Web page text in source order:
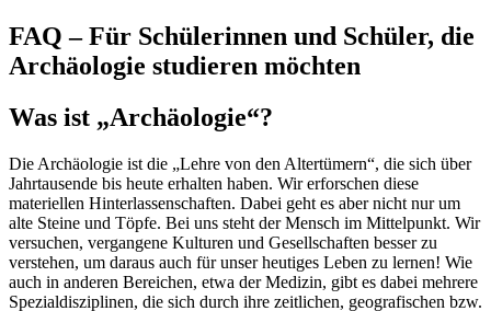
FAQ – Für Schülerinnen und Schüler, die
Archäologie studieren möchten
Was ist „Archäologie“?
Die Archäologie ist die „Lehre von den Altertümern“, die sich über
Jahrtausende bis heute erhalten haben. Wir erforschen diese
materiellen Hinterlassenschaften. Dabei geht es aber nicht nur um
alte Steine und Töpfe. Bei uns steht der Mensch im Mittelpunkt. Wir
versuchen, vergangene Kulturen und Gesellschaften besser zu
verstehen, um daraus auch für unser heutiges Leben zu lernen! Wie
auch in anderen Bereichen, etwa der Medizin, gibt es dabei mehrere
Spezialdisziplinen, die sich durch ihre zeitlichen, geografischen bzw.